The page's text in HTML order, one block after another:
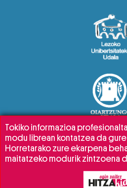
Tokiko informazioa
modu librean kontatzea da
Horretarako zure ekarpena
maitatzeko modurik zintzoena